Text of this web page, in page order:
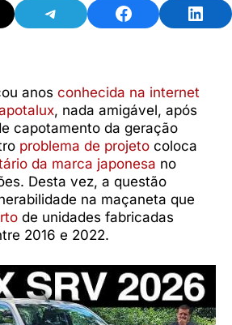
anos conhecida na internet
, nada amigável, após
capotamento da geração
problema de projeto coloca
da marca japonesa no
Desta vez, a questão
na maçaneta que
de unidades fabricadas
2016 e 2022.